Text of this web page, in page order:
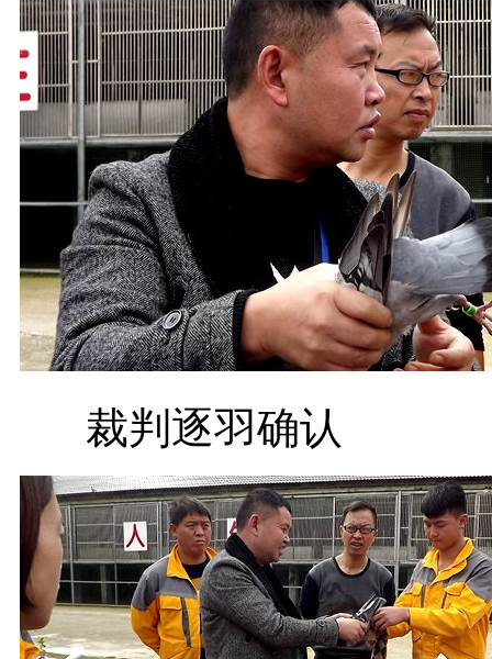
裁判逐羽确认